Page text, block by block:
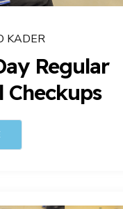
KADER
Regular
Checkups